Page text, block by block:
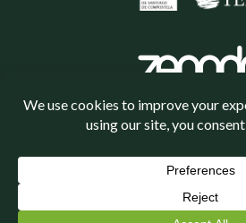
Política de privacidade